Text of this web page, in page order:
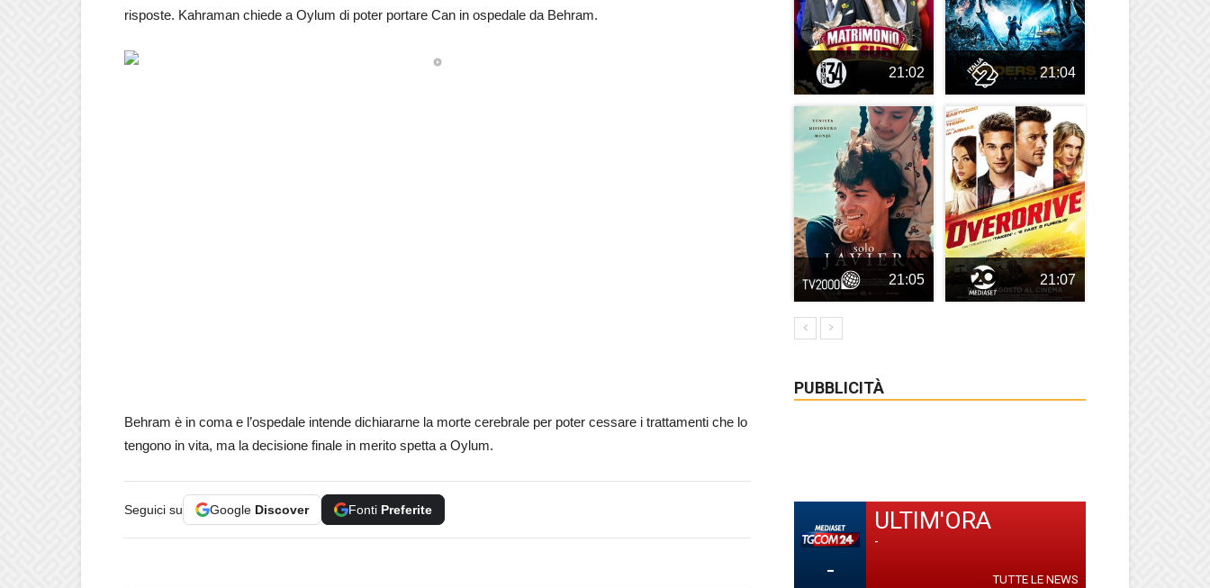
risposte. Kahraman chiede a Oylum di poter portare Can in ospedale da Behram.
Behram è in coma e l’ospedale intende dichiararne la morte cerebrale per poter cessare i trattamenti che lo
tengono in vita, ma la decisione finale in merito spetta a Oylum.
Seguici su Google Discover Fonti Preferite
21:02 21:04
21:05 21:07
PUBBLICITÀ
-
ULTIM'ORA
-
TUTTE LE NEWS